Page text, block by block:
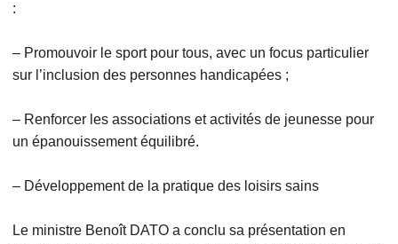
:
– Promouvoir le sport pour tous, avec un focus particulier
sur l’inclusion des personnes handicapées ;
– Renforcer les associations et activités de jeunesse pour
un épanouissement équilibré.
– Développement de la pratique des loisirs sains
Le ministre Benoît DATO a conclu sa présentation en